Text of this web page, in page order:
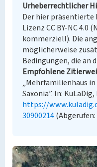
Urheberrechtlicher
Der hier
Lizenz CC BY-NC 4.0
kommerziell). Die
möglicherweise
Bedingungen, die an
Empfohlene
„Mehrfamilienhaus
Saxonia”. In:
https://
30900214(Abgerufen: